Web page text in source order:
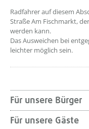
Radfahrer auf diesem
Straße Am Fischmarkt,
werden kann.
Das Ausweichen bei
leichter möglich sein.
Für unsere Bürger
Für unsere Gäste